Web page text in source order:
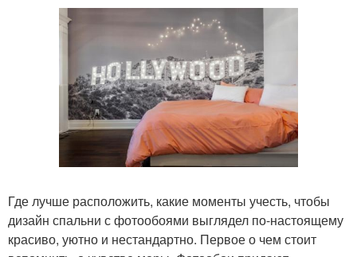
Где лучше расположить, какие моменты учесть, чтобы
дизайн спальни с фотообоями выглядел по-настоящему
красиво, уютно и нестандартно. Первое о чем стоит